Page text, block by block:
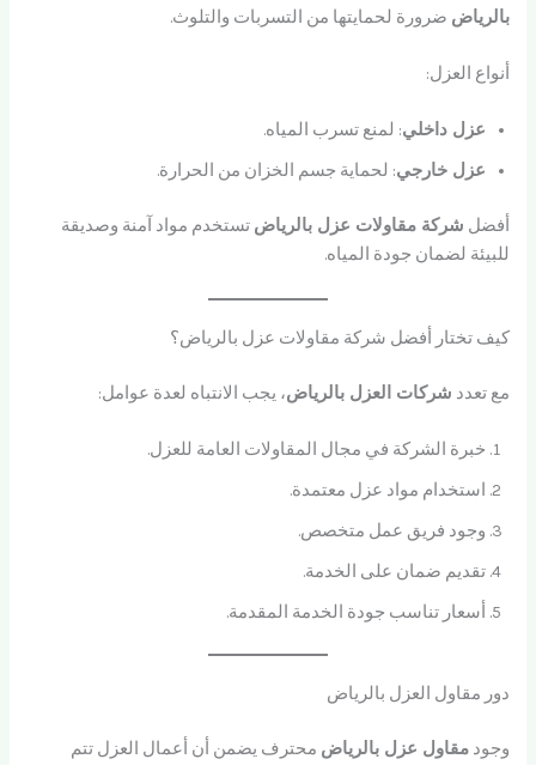
بالرياض ضرورة لحمايتها من التسربات والتلوث.
أنواع العزل:
عزل داخلي: لمنع تسرب المياه.
عزل خارجي: لحماية جسم الخزان من الحرارة.
أفضل شركة مقاولات عزل بالرياض تستخدم مواد آمنة وصديقة
للبيئة لضمان جودة المياه.
كيف تختار أفضل شركة مقاولات عزل بالرياض؟
مع تعدد شركات العزل بالرياض، يجب الانتباه لعدة عوامل:
خبرة الشركة في مجال المقاولات العامة للعزل.
استخدام مواد عزل معتمدة.
وجود فريق عمل متخصص.
تقديم ضمان على الخدمة.
أسعار تناسب جودة الخدمة المقدمة.
دور مقاول العزل بالرياض
وجودمقاول عزل بالرياض محترف يضمن أن أعمال العزل تتم